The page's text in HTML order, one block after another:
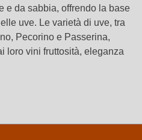
e da sabbia, offrendo la base
uve. Le varietà di uve, tra
Pecorino e Passerina,
loro vini fruttosità, eleganza